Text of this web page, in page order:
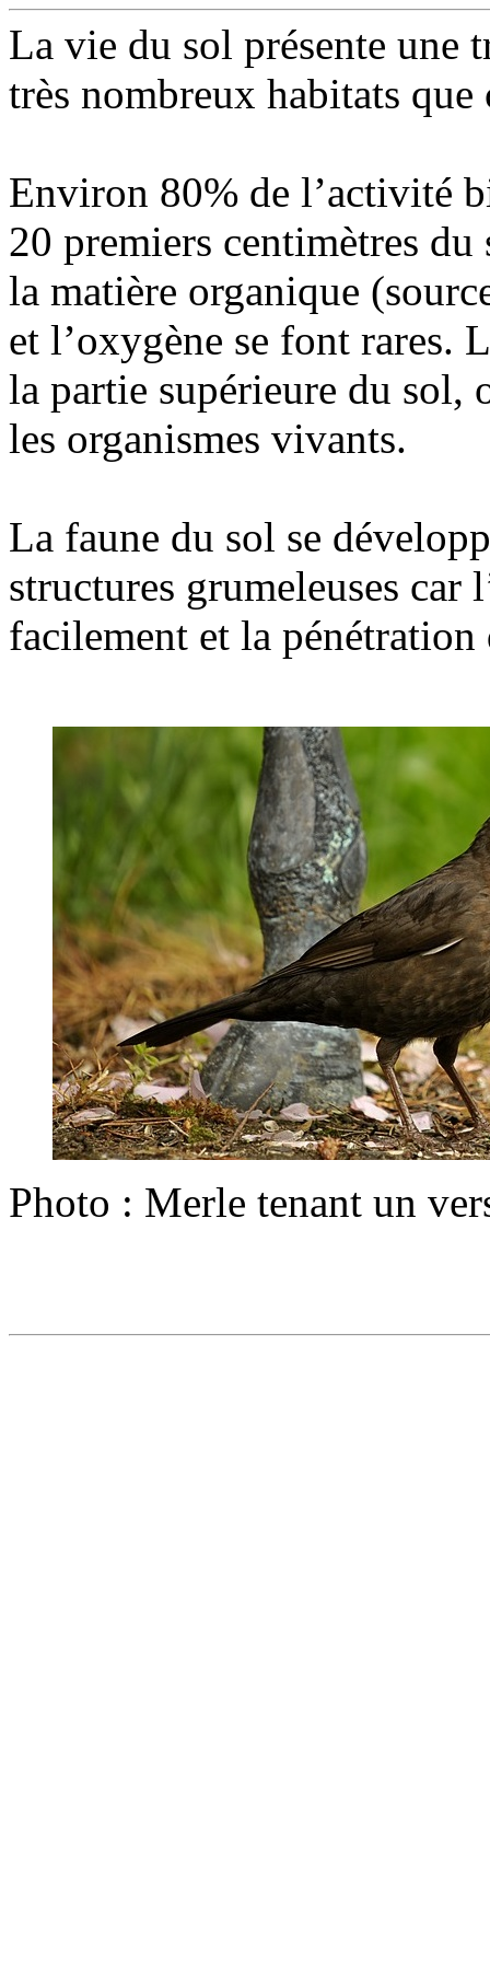
La vie du sol présente une
très nombreux habitats
Environ 80% de l’activité
20 premiers centimètres
la matière organique
et l’oxygène se font rares.
la partie supérieure du sol,
les organismes vivants.
La faune du sol se
structures grumeleuses car
facilement et la pénétration
Photo : Merle tenant un